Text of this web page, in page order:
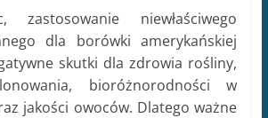
zastosowanie niewłaściwego
dla borówki amerykańskiej
skutki dla zdrowia rośliny,
bioróżnorodności w
jakości owoców. Dlatego ważne